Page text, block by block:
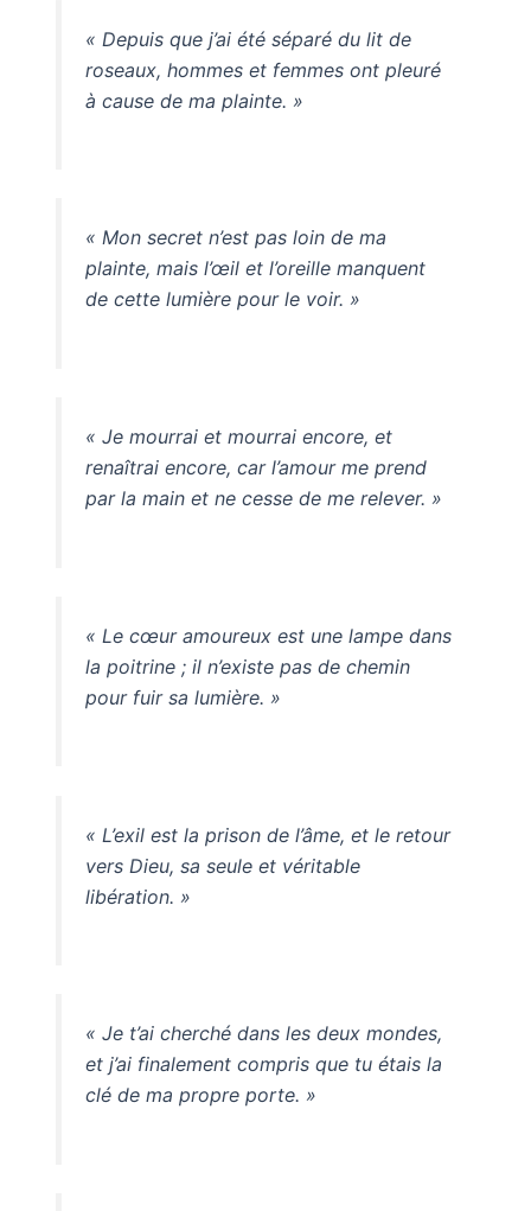
« Depuis que j’ai été séparé du lit de
roseaux, hommes et femmes ont pleuré
à cause de ma plainte. »
« Mon secret n’est pas loin de ma
plainte, mais l’œil et l’oreille manquent
de cette lumière pour le voir. »
« Je mourrai et mourrai encore, et
renaîtrai encore, car l’amour me prend
par la main et ne cesse de me relever. »
« Le cœur amoureux est une lampe dans
la poitrine ; il n’existe pas de chemin
pour fuir sa lumière. »
« L’exil est la prison de l’âme, et le retour
vers Dieu, sa seule et véritable
libération. »
« Je t’ai cherché dans les deux mondes,
et j’ai finalement compris que tu étais la
clé de ma propre porte. »